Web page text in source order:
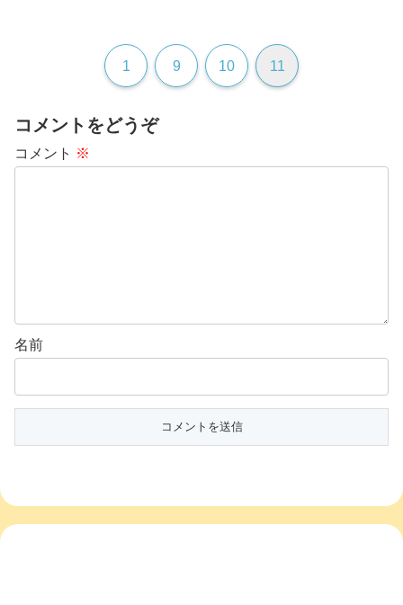
1 9 10 11
コメントをどうぞ
コメント ※
名前